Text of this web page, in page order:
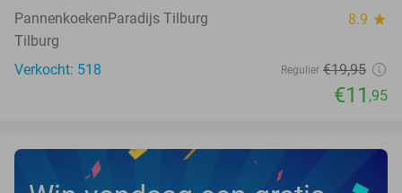
PannenkoekenParadijs Tilburg 8.9 star
Tilburg
Verkocht: 518
Regulier €19,95
€11 ,95